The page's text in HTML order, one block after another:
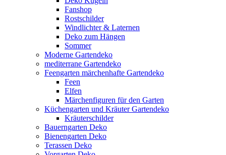
Fanshop
Rostschilder
Windlichter & Laternen
Deko zum Hängen
Sommer
Moderne Gartendeko
mediterrane Gartendeko
Feengarten märchenhafte Gartendeko
Feen
Elfen
Märchenfiguren für den Garten
Küchengarten und Kräuter Gartendeko
Kräuterschilder
Bauerngarten Deko
Bienengarten Deko
Terassen Deko